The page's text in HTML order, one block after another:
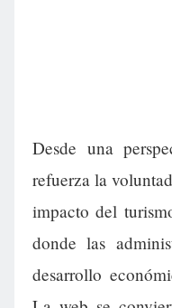
Desde una
refuerza la
impacto del
donde las
desarrollo